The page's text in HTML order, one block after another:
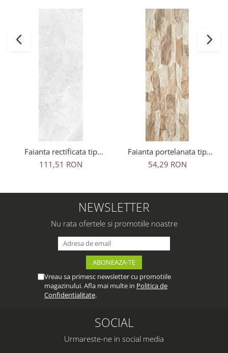
Faianta rectificata tip
marmura, Adela White
30x90, alb, finisaj lucios
111,51 RON
Faianta portelanata tip
piatra, Aragon Beige 45x15
cm, bej, finisaj mat
54,29 RON
NEWSLETTER
Nu rata ofertele si promotiile noastre
Vreau sa primesc newsletter cu promotiile
magazinului. Afla mai multe in Politica de
Confidentialitate.
SOCIAL
Urmareste-ne in social media